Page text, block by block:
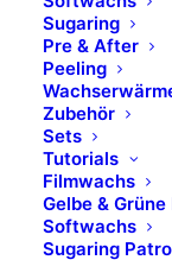
Sugaring
Pre & After
Peeling
Zubehör
Sets
Tutorials
Filmwachs
Gelbe &
Softwachs
Sugaring